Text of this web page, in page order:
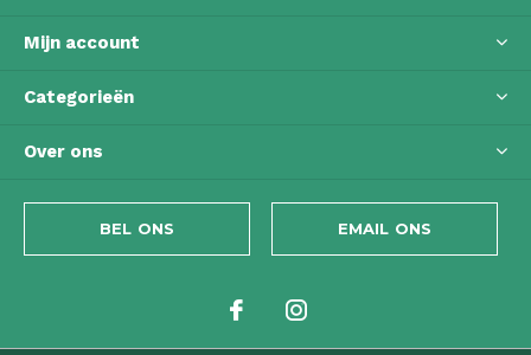
Mijn account
Categorieën
Over ons
BEL ONS EMAIL ONS